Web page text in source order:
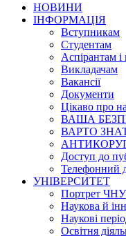
НОВИНИ
ІНФОРМАЦІЯ
Вступникам
Студентам
Аспірантам
Викладачам
Вакансії
Документи
Цікаво про
ВАША
ВАРТО
Доступ до
Телефонний
УНІВЕРСИТЕТ
Портрет ЧНУ
Наукова й
Наукові
Освітня